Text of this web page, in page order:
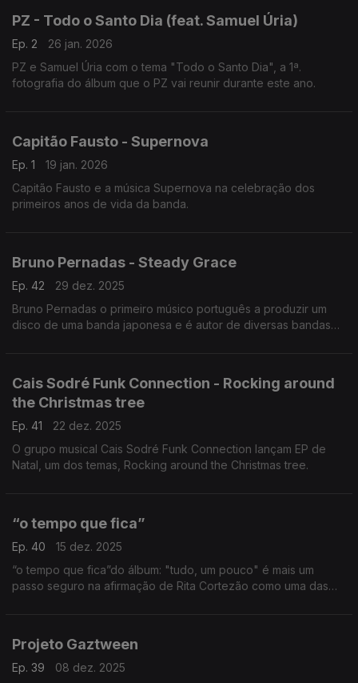
PZ - Todo o Santo Dia (feat. Samuel Úria)
Ep. 2
26 jan. 2026
PZ e Samuel Úria com o tema "Todo o Santo Dia", a 1ª.
fotografia do álbum que o PZ vai reunir durante este ano.
Capitão Fausto - Supernova
Ep. 1
19 jan. 2026
Capitão Fausto e a música Supernova na celebração dos
primeiros anos de vida da banda.
Bruno Pernadas - Steady Grace
Ep. 42
29 dez. 2025
Bruno Pernadas o primeiro músico português a produzir um
disco de uma banda japonesa e é autor de diversas bandas
Cais Sodré Funk Connection - Rocking around
the Christmas tree
Ep. 41
22 dez. 2025
O grupo musical Cais Sodré Funk Connection lançam EP de
Natal, um dos temas, Rocking around the Christmas tree.
“o tempo que fica”
Ep. 40
15 dez. 2025
“o tempo que fica”do álbum: "tudo, um pouco" é mais um
passo seguro na afirmação de Rita Cortezão como uma das
Projeto Gaztween
Ep. 39
08 dez. 2025